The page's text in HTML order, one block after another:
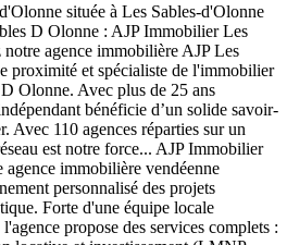
située à Les Sables-d'Olonne
D Olonne : AJP Immobilier Les
agence immobilière AJP Les
proximité et spécialiste de l'immobilier
Olonne. Avec plus de 25 ans
bénéficie d’un solide savoir-
Avec 110 agences réparties sur un
est notre force... AJP Immobilier
agence immobilière vendéenne
personnalisé des projets
Forte d'une équipe locale
propose des services complets :